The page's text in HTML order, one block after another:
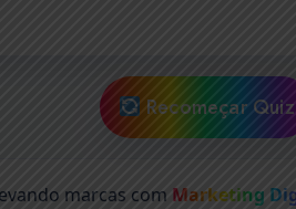
Recomeçar Quiz
marcas com Marketing